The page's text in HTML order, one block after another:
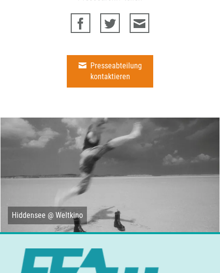
Presseabteilung
kontaktieren
Hiddensee @ Weltkino